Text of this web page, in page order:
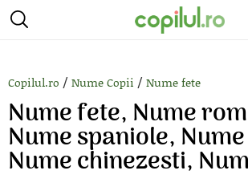
Copilul.ro / Nume Copii / Nume fete
Nume fete, Nume
Nume spaniole,
Nume chinezesti,